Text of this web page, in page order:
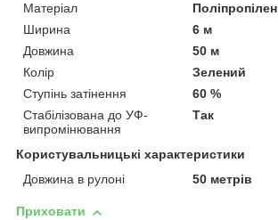
Матеріал
Поліпропілен
Ширина
6 м
Довжина
50 м
Колір
Зелений
Ступінь затінення
60 %
Стабілізована до УФ-
випромінювання
Так
Користувальницькі характеристики
Довжина в рулоні
50 метрів
Приховати